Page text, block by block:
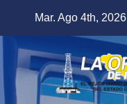
contenido
Mar. Ago 4th, 2026